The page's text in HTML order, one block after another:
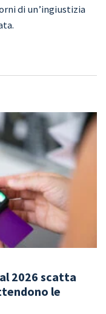
di un’ingiustizia
2026 scatta
le